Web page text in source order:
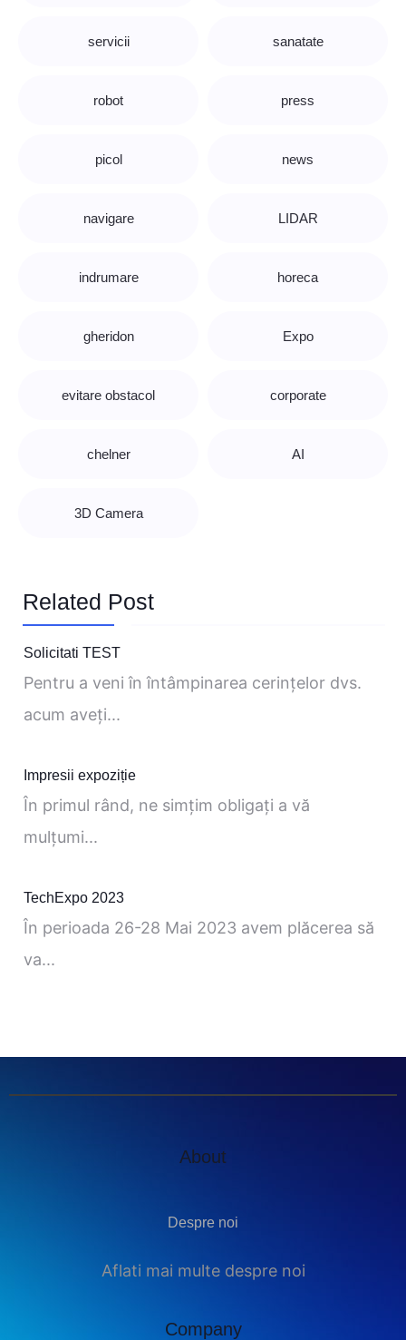
servicii sanatate
robot press
picol news
navigare LIDAR
indrumare horeca
gheridon Expo
evitare obstacol corporate
chelner AI
3D Camera
Related Post
Solicitati TEST
Pentru a veni în întâmpinarea cerinţelor dvs.
acum aveţi...
Impresii expoziție
În primul rând, ne simţim obligaţi a vă
mulţumi...
TechExpo 2023
În perioada 26-28 Mai 2023 avem plăcerea să
va...
About
Despre noi
Aflati mai multe despre noi
Company